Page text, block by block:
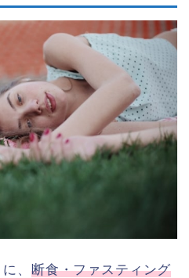
、 断食・ファスティング